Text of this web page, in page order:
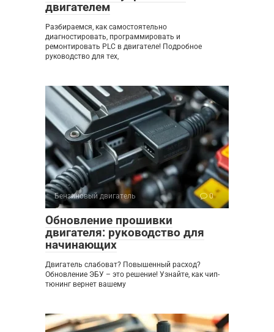
двигателем
Разбираемся, как самостоятельно
диагностировать, программировать и
ремонтировать PLC в двигателе! Подробное
руководство для тех,
Бензиновый двигатель 0
Обновление прошивки
двигателя: руководство для
начинающих
Двигатель слабоват? Повышенный расход?
Обновление ЭБУ – это решение! Узнайте, как чип-
тюнинг вернет вашему